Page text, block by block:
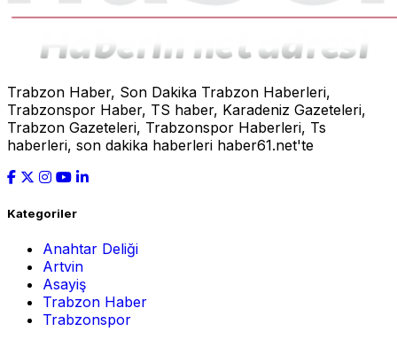
Trabzon Haber, Son Dakika Trabzon Haberleri,
Trabzonspor Haber, TS haber, Karadeniz Gazeteleri,
Trabzon Gazeteleri, Trabzonspor Haberleri, Ts
haberleri, son dakika haberleri haber61.net'te
Kategoriler
Anahtar Deliği
Artvin
Asayiş
Trabzon Haber
Trabzonspor